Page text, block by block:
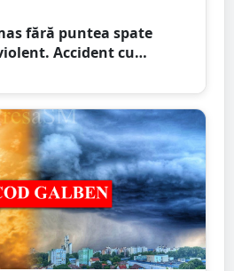
fără puntea spate
Accident cu
din Satu Mare